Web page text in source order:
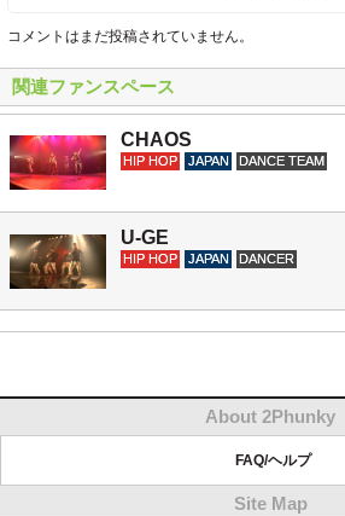
コメントはまだ投稿されていません。
関連ファンスペース
CHAOS
HIP HOP JAPAN
DANCE TEAM
U-GE
HIP HOP JAPAN
DANCER
About 2Phunky
FAQ/ヘルプ
Site Map